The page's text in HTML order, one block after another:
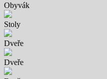
Obyvák
Stoly
Dveře
Dveře